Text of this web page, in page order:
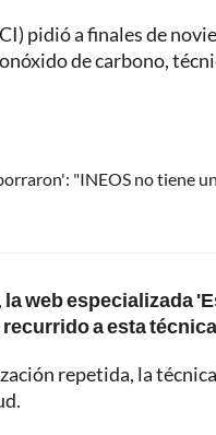
pidió a finales de
de carbono,
"INEOS no tiene
la web especializada
recurrido a esta
repetida, la